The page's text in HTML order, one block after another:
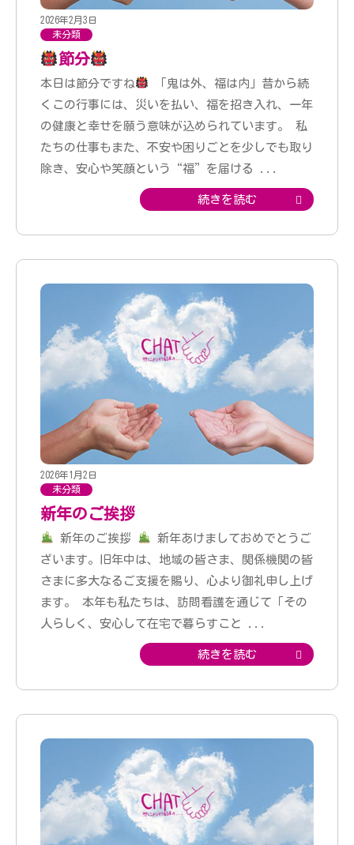
2026年2月3日
未分類
節分
本日は節分ですね
「鬼は外、福は内」昔から続
くこの行事には、災いを払い、福を招き入れ、一年
の健康と幸せを願う意味が込められています。 私
たちの仕事もまた、不安や困りごとを少しでも取り
除き、安心や笑顔という“福”を届ける
続きを読む
2026年1月2日
未分類
新年のご挨拶
新年のご挨拶
新年あけましておめでとうご
ざいます。旧年中は、地域の皆さま、関係機関の皆
さまに多大なるご支援を賜り、心より御礼申し上げ
ます。 本年も私たちは、訪問看護を通じて「その
人らしく、安心して在宅で暮らすこと
続きを読む